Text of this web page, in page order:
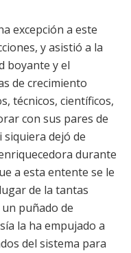
excepción a este
y asistió a la
boyante y el
de crecimiento
técnicos, científicos,
con sus pares de
siquiera dejó de
durante
a esta entente se le
de la tantas
puñado de
la ha empujado a
del sistema para